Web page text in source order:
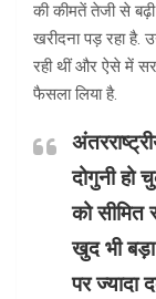
की कीमतें तेजी से
खरीदना पड़ रहा
रही थीं और ऐसे में
फैसला लिया है.
दोगुनी हो
को सीमित
खुद भी
पर ज्यादा